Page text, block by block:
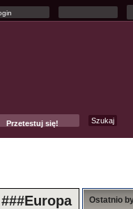
Przetestuj się!
###Europa Ostatnio